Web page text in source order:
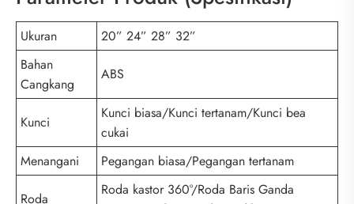
Ukuran
20” 24” 28” 32”
Bahan
Cangkang
ABS
Kunci
Kunci biasa/Kunci tertanam/Kunci bea
cukai
Menangani
Pegangan biasa/Pegangan tertanam
Roda
Roda kastor 360°/Roda Baris Ganda